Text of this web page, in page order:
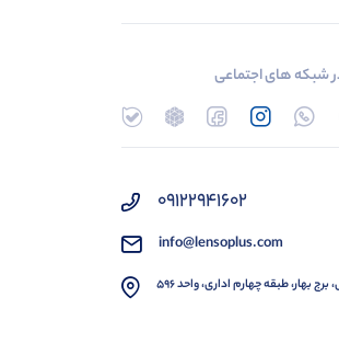
شبکه های اجتماعی
۰۹۱۲۲۹۴۱۶۰۲
info@lensoplus.com
بهار، طبقه چهارم اداری، واحد ۵۹۶